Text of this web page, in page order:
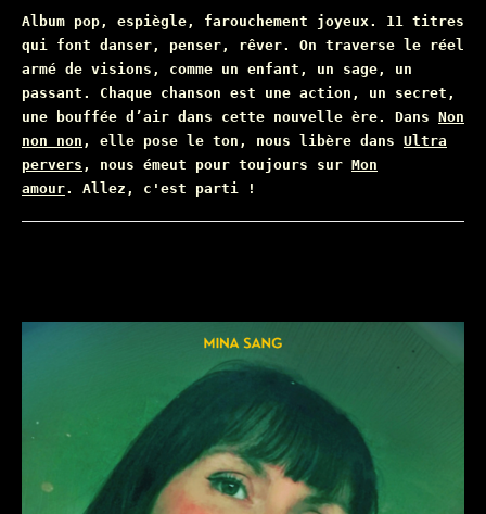
Album pop, espiègle, farouchement joyeux. 11 titres
qui font danser, penser, rêver. On traverse le réel
armé de visions, comme un enfant, un sage, un
passant. Chaque chanson est une action, un secret,
une bouffée d’air dans cette nouvelle ère. Dans Non
non non , elle pose le ton, nous libère dans Ultra
pervers , nous émeut pour toujours sur Mon
amour. Allez, c'est parti !